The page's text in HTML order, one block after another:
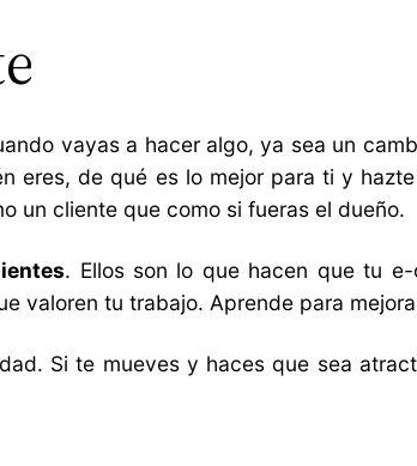
vayas a hacer algo, ya sea un
eres, de qué es lo mejor para ti y
un cliente que como si fueras el dueño.
. Ellos son lo que hacen que tu
valoren tu trabajo. Aprende para
Si te mueves y haces que sea